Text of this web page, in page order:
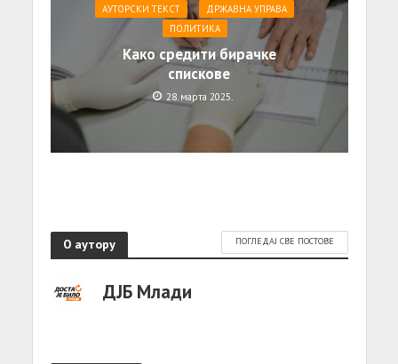
АУТОРСКИ ТЕКСТ
ДРЖАВНА УПРАВА
ПОЛИТИКА
Како средити бирачке
спискове
28. марта 2025.
О аутору ПОГЛЕДАЈ СВЕ ПОСТОВЕ
ДЈБ Млади